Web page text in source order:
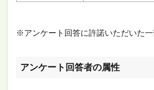
※アンケート回答に許諾いただいた
アンケート回答者の属性